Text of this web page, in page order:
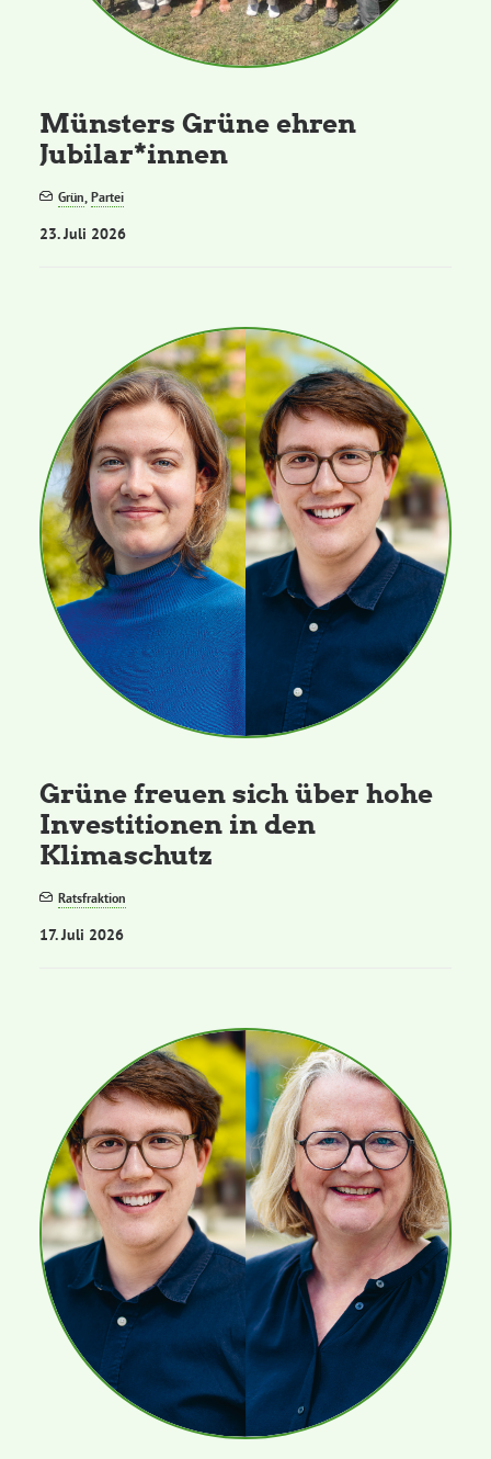
Grüne Jugend
CampusGrün
Aktuelles
Kontakt
Münsters Grüne ehren
Jubilar*innen
Grün,Partei
23. Juli 2026
Grüne freuen sich über hohe
Investitionen in den
Klimaschutz
Ratsfraktion
17. Juli 2026